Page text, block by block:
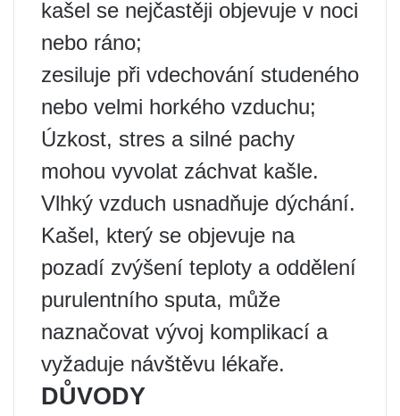
kašel se nejčastěji objevuje v noci
nebo ráno;
zesiluje při vdechování studeného
nebo velmi horkého vzduchu;
Úzkost, stres a silné pachy
mohou vyvolat záchvat kašle.
Vlhký vzduch usnadňuje dýchání.
Kašel, který se objevuje na
pozadí zvýšení teploty a oddělení
purulentního sputa, může
naznačovat vývoj komplikací a
vyžaduje návštěvu lékaře.
DŮVODY